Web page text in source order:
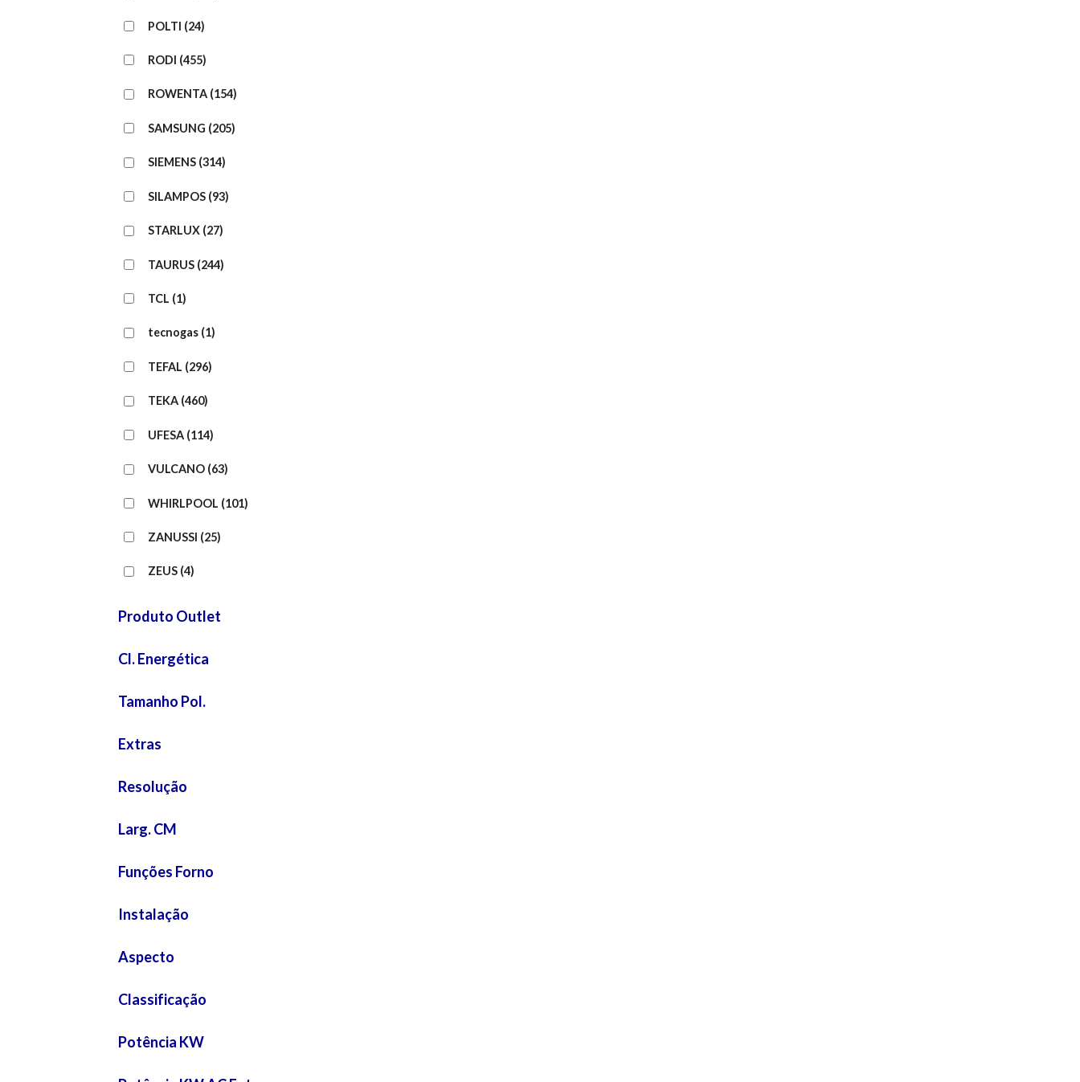
POLTI (24)
RODI (455)
ROWENTA (154)
SAMSUNG (205)
SIEMENS (314)
SILAMPOS (93)
STARLUX (27)
TAURUS (244)
TCL (1)
tecnogas (1)
TEFAL (296)
TEKA (460)
UFESA (114)
VULCANO (63)
WHIRLPOOL (101)
ZANUSSI (25)
ZEUS (4)
Produto Outlet
Cl. Energética
Tamanho Pol.
Extras
Resolução
Larg. CM
Funções Forno
Instalação
Aspecto
Classificação
Potência KW